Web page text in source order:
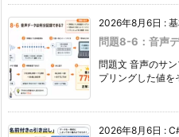
2026年8月6日 :
問題8-6：音声
問題文 音声のサ
プリングした値を
2026年8月6日 :